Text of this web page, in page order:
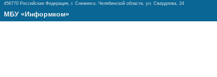
456770 Российская Федерация, г. Снежинск, Челябинской области, ул. Свердлова, 24
МБУ «Информком»